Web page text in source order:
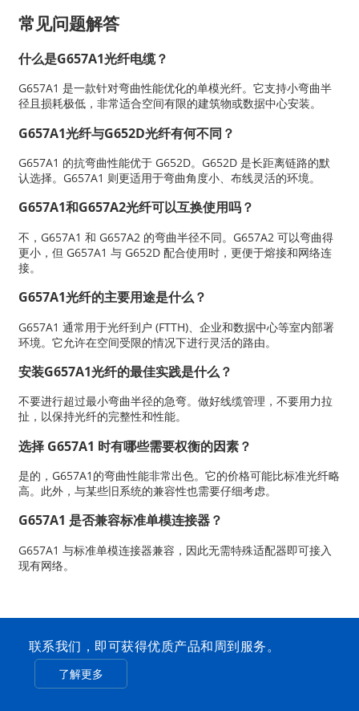
常见问题解答
什么是G657A1光纤电缆？
G657A1 是一款针对弯曲性能优化的单模光纤。它支持小弯曲半
径且损耗极低，非常适合空间有限的建筑物或数据中心安装。
G657A1光纤与G652D光纤有何不同？
G657A1 的抗弯曲性能优于 G652D。G652D 是长距离链路的默
认选择。G657A1 则更适用于弯曲角度小、布线灵活的环境。
G657A1和G657A2光纤可以互换使用吗？
不，G657A1 和 G657A2 的弯曲半径不同。G657A2 可以弯曲得
更小，但 G657A1 与 G652D 配合使用时，更便于熔接和网络连
接。
G657A1光纤的主要用途是什么？
G657A1 通常用于光纤到户 (FTTH)、企业和数据中心等室内部署
环境。它允许在空间受限的情况下进行灵活的路由。
安装G657A1光纤的最佳实践是什么？
不要进行超过最小弯曲半径的急弯。做好线缆管理，不要用力拉
扯，以保持光纤的完整性和性能。
选择 G657A1 时有哪些需要权衡的因素？
是的，G657A1的弯曲性能非常出色。它的价格可能比标准光纤略
高。此外，与某些旧系统的兼容性也需要仔细考虑。
G657A1 是否兼容标准单模连接器？
G657A1 与标准单模连接器兼容，因此无需特殊适配器即可接入
现有网络。
联系我们，即可获得优质产品和周到服务。
了解更多